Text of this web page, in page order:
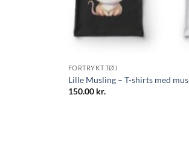
FORTRYKT TØJ
Lille Musling – T-shirts med mus
150.00 kr.